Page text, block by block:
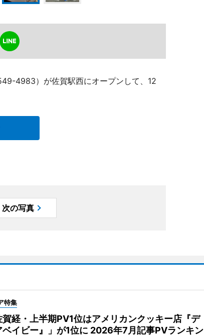
4983）が佐賀駅西にオープンして、12
次の写真
特集
賀経・上半期PV1位はアメリカンクッキー店『デ
ベイビー』」が1位に 2026年7月記事PVランキン